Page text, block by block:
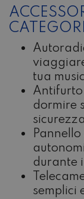
tua
Antifurto
dormire
durante
semplici